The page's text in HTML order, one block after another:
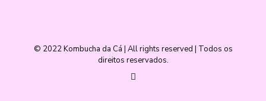
© 2022 Kombucha da Cá | All rights reserved | Todos os
direitos reservados.